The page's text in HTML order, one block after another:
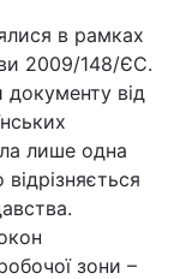
в рамках
2009/148/ЄС.
документу від
лише одна
зони –